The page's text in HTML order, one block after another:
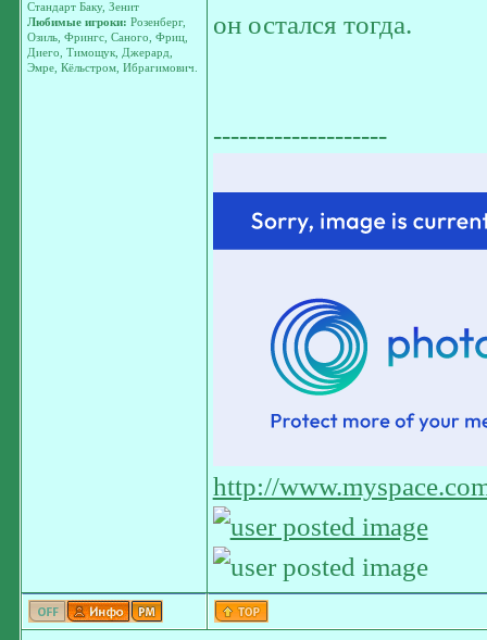
Стандарт Баку, Зенит
Любимые игроки: Розенберг,
Озиль, Фрингс, Саного, Фриц,
Диего, Тимощук, Джерард,
Эмре, Кёльстром, Ибрагимович.
он остался тогда.
--------------------
http://